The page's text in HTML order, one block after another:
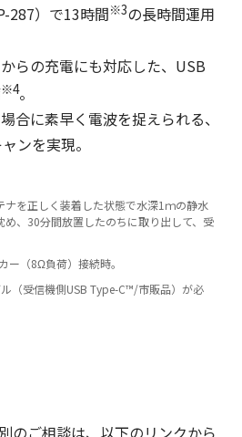
287）で13時間※3の長時間運用
らの充電にも対応した、USB
※4。
合に素早く電波を捉えられる、
ンを実現。
を正しく装着した状態で水深1ｍの静水
め、30分間放置したのちに取り出して、受
ー（8Ω負荷）接続時。
（受信機側USB Type-C™/市販品）が必
のご相談は、以下のリンクから